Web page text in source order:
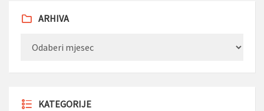
ARHIVA
KATEGORIJE